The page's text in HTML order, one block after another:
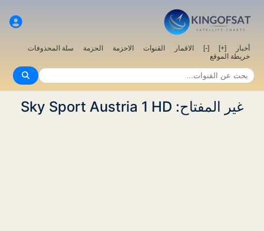
أخبار [+]
[-] الاقمار القنوات الاحزمة الحزمة
سلة المحذوفات
خريطة الموقع
غير المفتاح: Sky Sport Austria 1 HD